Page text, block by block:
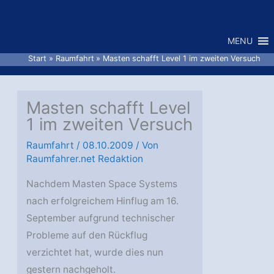
MENU
Start Raumfahrt Masten schafft Level 1 im zweiten Versuch
Masten schafft Level
1 im zweiten Versuch
Raumfahrt / 08.10.2009 / Von
Raumfahrer.net Redaktion
Nachdem Masten Space Systems
nach erfolgreichem Hinflug am 16.
September aufgrund technischer
Probleme auf den Rückflug
verzichtet hat, wurde dies nun
gestern nachgeholt.